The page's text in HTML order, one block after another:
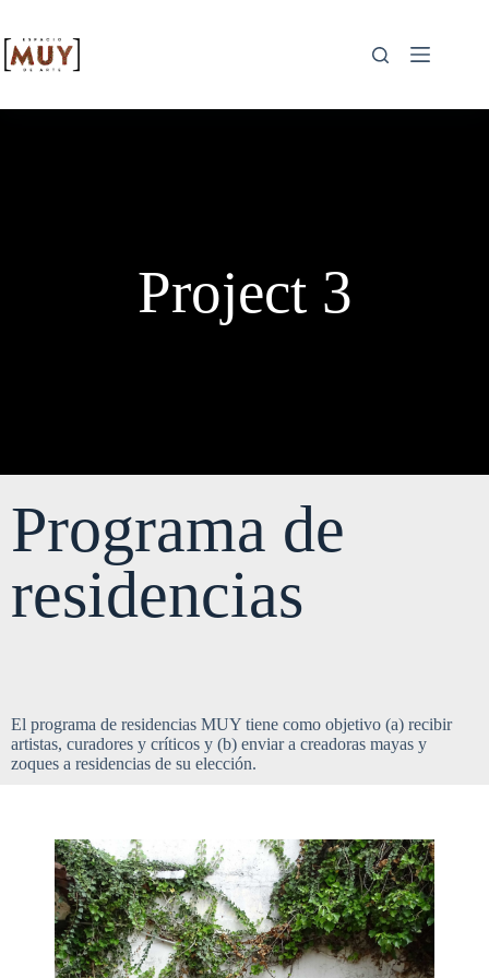
Project 3
Programa de
residencias
El programa de residencias MUY tiene como objetivo (a) recibir
artistas, curadores y críticos y (b) enviar a creadoras mayas y
zoques a residencias de su elección.